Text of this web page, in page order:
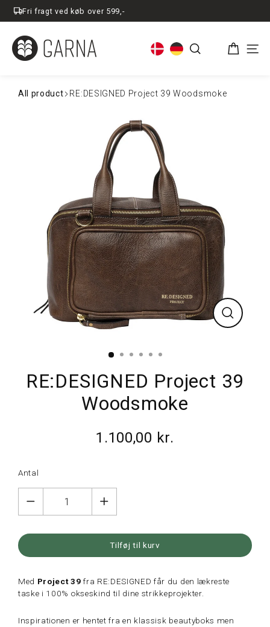
Spring
Fri fragt ved køb over 599,-
All product RE:DESIGNED Project 39 Woodsmoke
Luk
RE:DESIGNED Project 39
Woodsmoke
Normalpris
1.100,00 kr.
Antal
Tilføj til kurv
Med Project 39fra RE:DESIGNED får du den lækreste
taske i 100% okseskind til dine strikkeprojekter.
Inspirationen er hentet fra en klassisk beautyboks men